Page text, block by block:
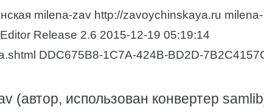
milena-zav http://zavoychinskaya.ru milena-
Release 2.6 2015-12-19 05:19:14
DDC675B8-1C7A-424B-BD2D-
использован конвертер